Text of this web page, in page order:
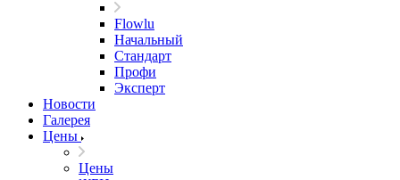
Flowlu
Начальный
Стандарт
Профи
Эксперт
Новости
Галерея
Цены
Цены